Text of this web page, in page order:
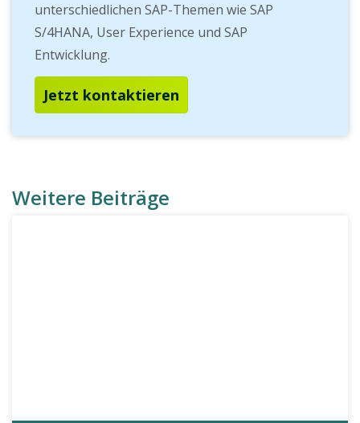
unterschiedlichen SAP-Themen wie SAP
S/4HANA, User Experience und SAP
Entwicklung.
Jetzt kontaktieren
Weitere Beiträge